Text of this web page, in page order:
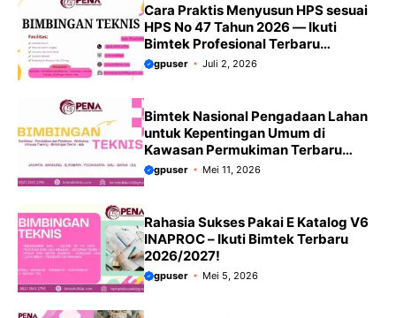
Cara Praktis Menyusun HPS sesuai
HPS No 47 Tahun 2026 — Ikuti
Bimtek Profesional Terbaru
2026/2027
gpuser Juli 2, 2026
Bimtek Nasional Pengadaan Lahan
untuk Kepentingan Umum di
Kawasan Permukiman Terbaru
tahun 2026/2027 menekankan
update PP No. 39 Tahun 2023 yang
dari PP 19/2021.
gpuser Mei 11, 2026
Rahasia Sukses Pakai E Katalog V6
INAPROC – Ikuti Bimtek Terbaru
2026/2027!
gpuser Mei 5, 2026